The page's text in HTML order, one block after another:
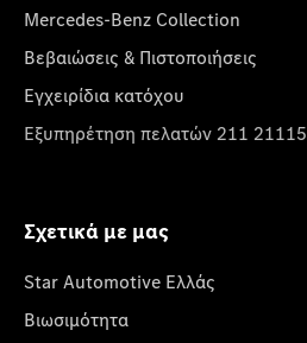
Mercedes-Benz Collection
Βεβαιώσεις & Πιστοποιήσεις
Εγχειρίδια κατόχου
Εξυπηρέτηση πελατών 211
Σχετικά με μας
Star Automotive Ελλάς
Βιωσιμότητα